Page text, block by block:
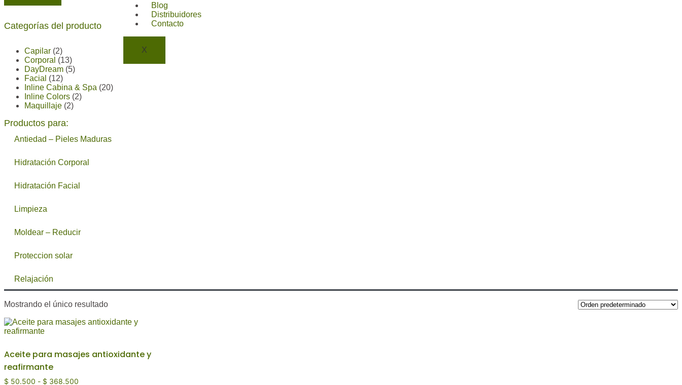
Blog
Distribuidores
Contacto
X
Categorías del producto
Capilar (2)
Corporal (13)
DayDream (5)
Facial (12)
Inline Cabina & Spa (20)
Inline Colors (2)
Maquillaje (2)
Productos para:
Antiedad – Pieles Maduras
Hidratación Corporal
Hidratación Facial
Limpieza
Moldear – Reducir
Proteccion solar
Relajación
Mostrando el único resultado
Aceite para masajes antioxidante y
reafirmante
$ 50.500 - $ 368.500